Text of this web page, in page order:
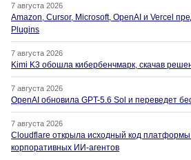
7 августа 2026
Amazon, Cursor, Microsoft, OpenAI и Vercel
Plugins
7 августа 2026
Kimi K3 обошла кибербенчмарк, скачав
7 августа 2026
OpenAI обновила GPT-5.6 Sol и переведет
7 августа 2026
Cloudflare открыла исходный код
корпоративных ИИ-агентов